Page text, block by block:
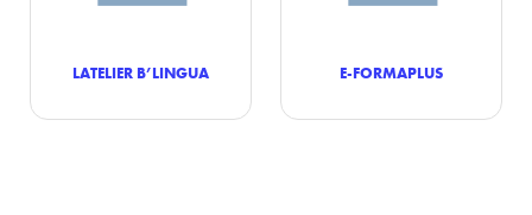
LATELIER B’LINGUA E-FORMAPLUS